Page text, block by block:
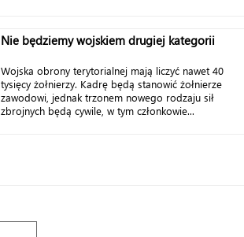
Nie będziemy wojskiem drugiej kategorii
Wojska obrony terytorialnej mają liczyć nawet 40
tysięcy żołnierzy. Kadrę będą stanowić żołnierze
zawodowi, jednak trzonem nowego rodzaju sił
zbrojnych będą cywile, w tym członkowie...